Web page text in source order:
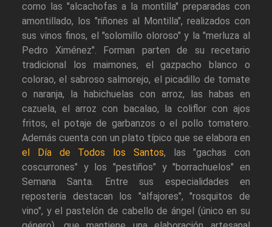
como las "alcachofas a la montilla" preparadas con
amontillado, los "riñones al Montilla", realizados con
sus vinos finos, el "solomillo oloroso" y la "merluza al
Pedro Ximénez". Forman parten de su recetario
tradicional los maimones, el gazpacho blanco o
colorao, el sabroso salmorejo, el picadillo de tomate
o naranja, la habichuelas con arroz, las habas en
cazuela, el arroz con bacalao, la coliflor con ajos
fritos, el potaje de garbanzos o el pollo tomatero.
Además cuenta con un plato típico que se elabora en
el Día de Todos los Santos, las "gachas con
coscurrones" y los "pestiños" y "borrachuelos" en
Semana Santa. Entre sus especialidades en
repostería destacan los "alfajores", "rosquitos de
vino", y el pastelón de cabello de ángel (único en su